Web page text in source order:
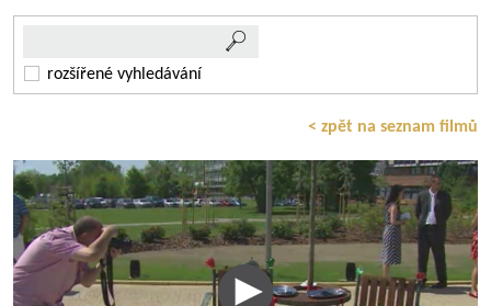
rozšířené vyhledávání
< zpět na seznam filmů